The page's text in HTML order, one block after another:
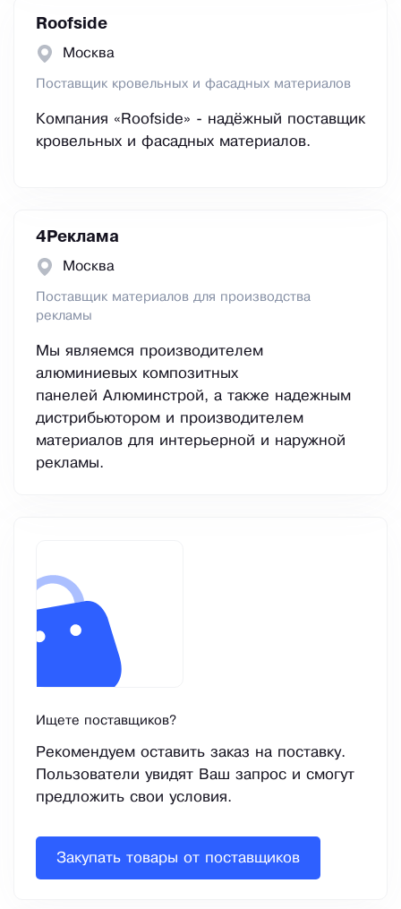
Roofside
Москва
Поставщик кровельных и фасадных материалов
Компания «Roofside» - надёжный поставщик
кровельных и фасадных материалов.
4Реклама
Москва
Поставщик материалов для производства
рекламы
Мы являемся производителем
алюминиевых композитных
панелей Алюминстрой, а также надежным
дистрибьютором и производителем
материалов для интерьерной и наружной
рекламы.
Ищете поставщиков?
Рекомендуем оставить заказ на поставку.
Пользователи увидят Ваш запрос и смогут
предложить свои условия.
Закупать товары от поставщиков